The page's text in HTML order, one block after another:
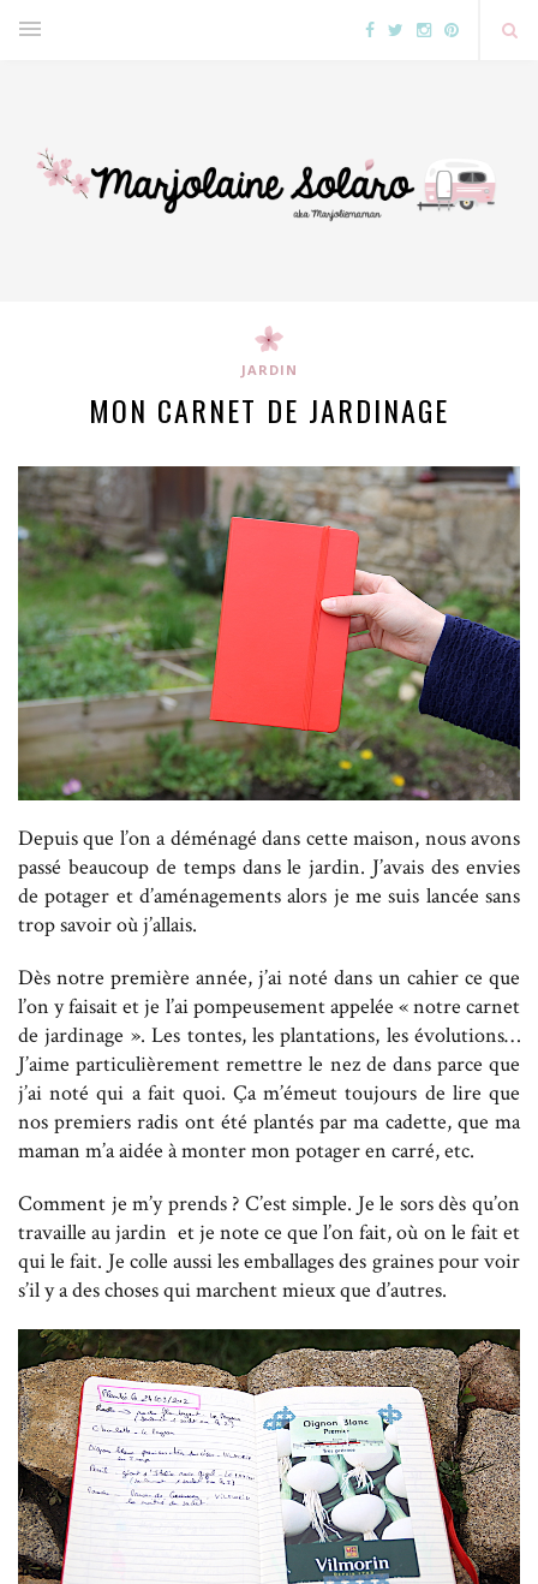
JARDIN
MON CARNET DE JARDINAGE
Depuis que l’on a déménagé dans cette maison, nous avons
passé beaucoup de temps dans le jardin. J’avais des envies
de potager et d’aménagements alors je me suis lancée sans
trop savoir où j’allais.
Dès notre première année, j’ai noté dans un cahier ce que
l’on y faisait et je l’ai pompeusement appelée « notre carnet
de jardinage ». Les tontes, les plantations, les évolutions…
J’aime particulièrement remettre le nez de dans parce que
j’ai noté qui a fait quoi. Ça m’émeut toujours de lire que
nos premiers radis ont été plantés par ma cadette, que ma
maman m’a aidée à monter mon potager en carré, etc.
Comment je m’y prends ? C’est simple. Je le sors dès qu’on
travaille au jardin et je note ce que l’on fait, où on le fait et
qui le fait. Je colle aussi les emballages des graines pour voir
s’il y a des choses qui marchent mieux que d’autres.